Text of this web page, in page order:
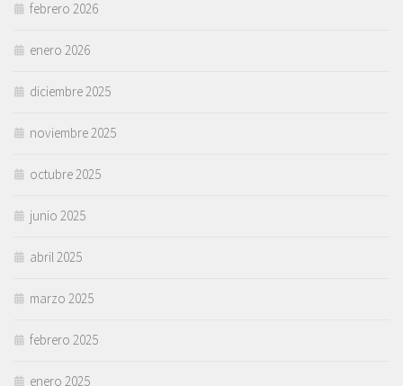
febrero 2026
enero 2026
diciembre 2025
noviembre 2025
octubre 2025
junio 2025
abril 2025
marzo 2025
febrero 2025
enero 2025